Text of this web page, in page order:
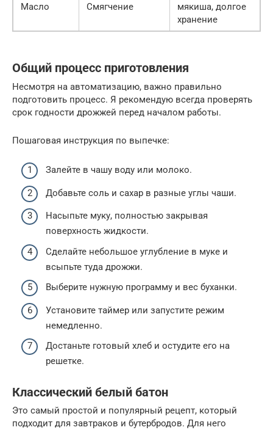
Масло Смягчение
мякиша, долгое
хранение
Общий процесс приготовления
Несмотря на автоматизацию, важно правильно
подготовить процесс. Я рекомендую всегда проверять
срок годности дрожжей перед началом работы.
Пошаговая инструкция по выпечке:
Залейте в чашу воду или молоко.
Добавьте соль и сахар в разные углы чаши.
Насыпьте муку, полностью закрывая
поверхность жидкости.
Сделайте небольшое углубление в муке и
всыпьте туда дрожжи.
Выберите нужную программу и вес буханки.
Установите таймер или запустите режим
немедленно.
Достаньте готовый хлеб и остудите его на
решетке.
Классический белый батон
Это самый простой и популярный рецепт, который
подходит для завтраков и бутербродов. Для него